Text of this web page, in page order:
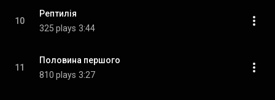
10
Рептилія
325 plays 3:44
11
Половина першого
810 plays 3:27